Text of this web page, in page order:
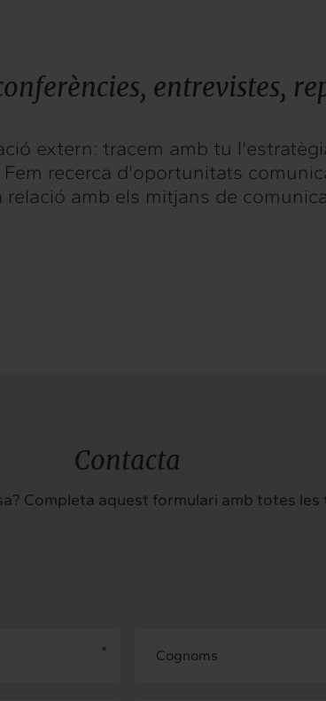
entrevistes,
extern: tracem amb tu
recerca d'oportunitats
amb els mitjans de
Contacta
Completa aquest formulari amb totes les